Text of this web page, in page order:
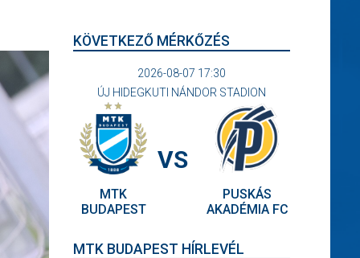
KÖVETKEZŐ MÉRKŐZÉS
2026-08-07 17:30
ÚJ HIDEGKUTI NÁNDOR STADION
MTK
BUDAPEST
VS
PUSKÁS
AKADÉMIA FC
MTK BUDAPEST HÍRLEVÉL